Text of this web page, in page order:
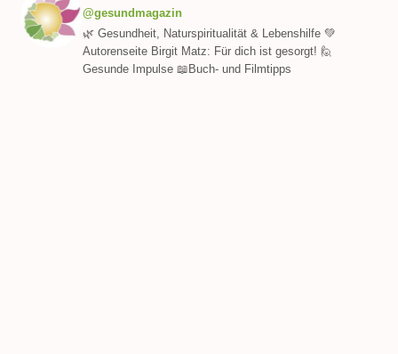
@gesundmagazin
🌿 Gesundheit, Naturspiritualität & Lebenshilfe 💚
Autorenseite Birgit Matz: Für dich ist gesorgt! 🙋
Gesunde Impulse 📖Buch- und Filmtipps